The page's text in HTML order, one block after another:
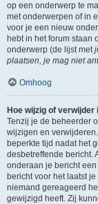
op een onderwerp te
met onderwerpen of in
voor je een nieuw
hebt in het forum staan
onderwerp (de lijst met
plaatsen, je mag niet
Omhoog
Hoe wijzig of
Tenzij je de beheerder
wijzigen en
beperkte tijd nadat het
desbetreffende bericht.
onderaan je bericht
bericht voor het laatst
niemand gereageerd
gewijzigd heeft. Zij